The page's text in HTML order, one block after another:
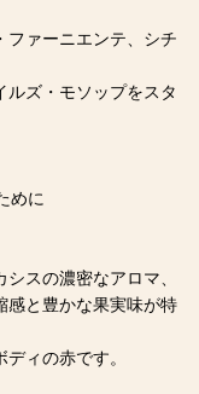
ファーニエンテ、シチ
ズ・モソップをスタ
めに
スの濃密なアロマ、
感と豊かな果実味が特
ィの赤です。